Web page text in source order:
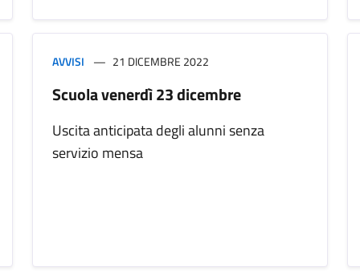
AVVISI 21 DICEMBRE 2022
Scuola venerdì 23 dicembre
Uscita anticipata degli alunni senza
servizio mensa